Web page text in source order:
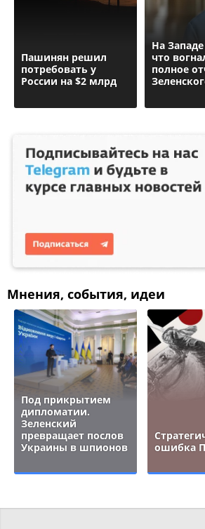
Пашинян рeшил
потребовать у
России на $2 млрд
На
что
полное
Мнения, события, идеи
Под прикрытием
дипломатии.
Зеленский
превращает послов
Украины в шпионов
ошибка